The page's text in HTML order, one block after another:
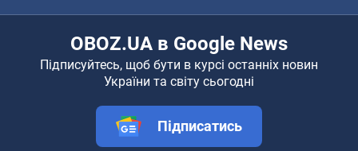
OBOZ.UA в Google News
Підписуйтесь, щоб бути в курсі останніх новин
України та світу сьогодні
Підписатись